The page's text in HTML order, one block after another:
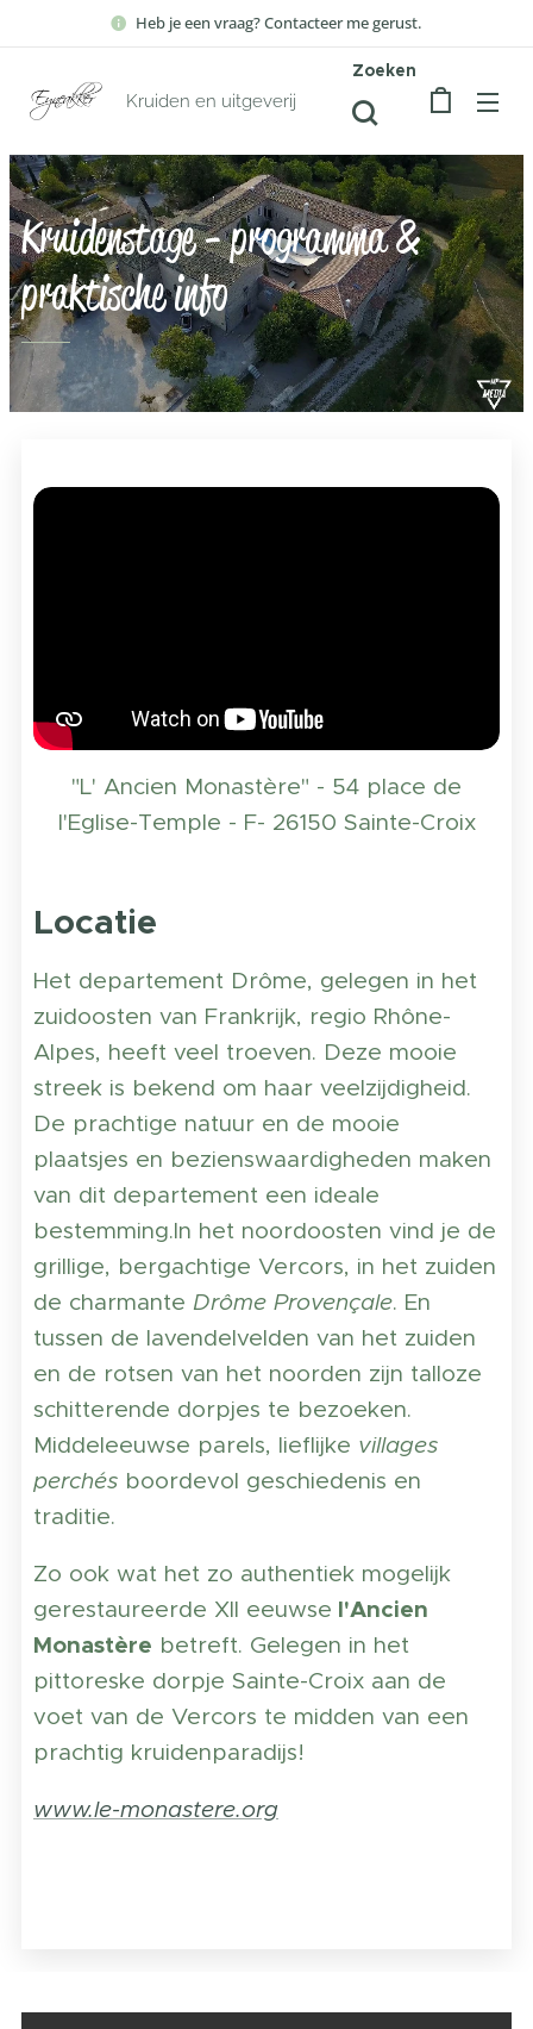
Heb je een vraag? Contacteer me gerust.
Kruiden en uitgeverij
Zoeken
Kruidenstage - programma &
praktische info
"L' Ancien Monastère" - 54 place de
l'Eglise-Temple - F- 26150 Sainte-Croix
Locatie
Het departement Drôme, gelegen in het
zuidoosten van Frankrijk, regio Rhône-
Alpes, heeft veel troeven. Deze mooie
streek is bekend om haar veelzijdigheid.
De prachtige natuur en de mooie
plaatsjes en bezienswaardigheden maken
van dit departement een ideale
bestemming.In het noordoosten vind je de
grillige, bergachtige Vercors, in het zuiden
de charmante Drôme Provençale. En
tussen de lavendelvelden van het zuiden
en de rotsen van het noorden zijn talloze
schitterende dorpjes te bezoeken.
Middeleeuwse parels, lieflijke villages
perchés boordevol geschiedenis en
traditie.
Zo ook wat het zo authentiek mogelijk
gerestaureerde XII eeuwse l'Ancien
Monastère betreft. Gelegen in het
pittoreske dorpje Sainte-Croix aan de
voet van de Vercors te midden van een
prachtig kruidenparadijs!
www.le-monastere.org